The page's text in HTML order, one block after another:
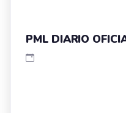
PML DIARIO